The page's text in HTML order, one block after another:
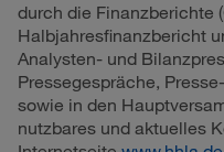
durch die Finanzberichte
Halbjahresfinanzbericht
Analysten- und
Pressegespräche,
sowie in den
nutzbares und aktuelles